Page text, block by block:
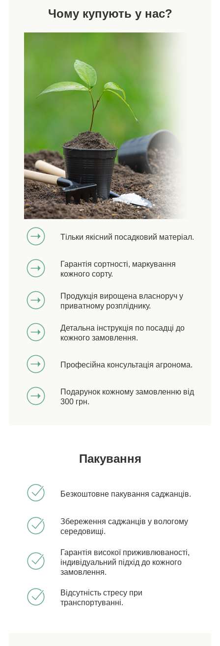
Чому купують у нас?
Тільки якісний посадковий матеріал.
Гарантія сортності, маркування
кожного сорту.
Продукція вирощена власноруч у
приватному розпліднику.
Детальна інструкція по посадці до
кожного замовлення.
Професійна консультація агронома.
Подарунок кожному замовленню від
300 грн.
Пакування
Безкоштовне пакування саджанців.
Збереження саджанців у вологому
середовищі.
Гарантія високої приживлюваності,
індивідуальний підхід до кожного
замовлення.
Відсутність стресу при
транспортуванні.